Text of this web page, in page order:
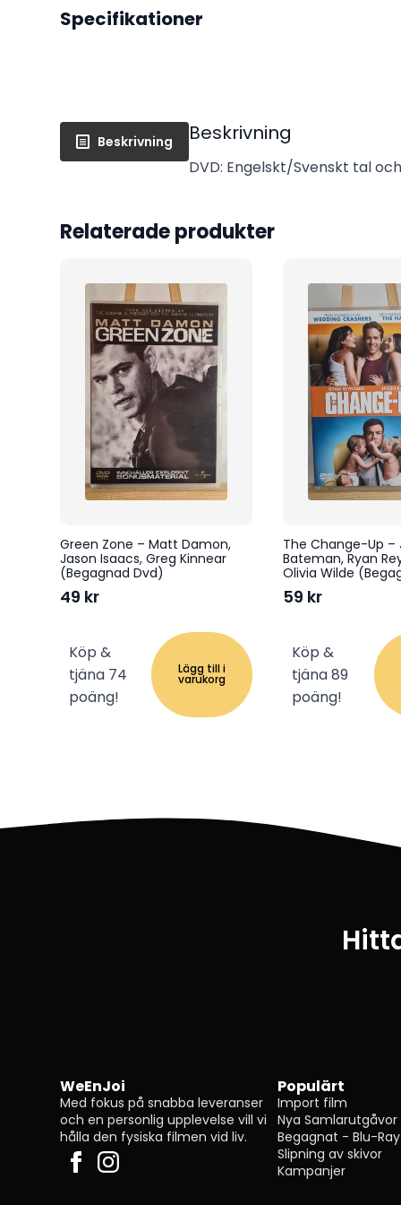
Specifikationer
Beskrivning Beskrivning
DVD: Engelskt/Svenskt tal
Relaterade produkter
Green Zone – Matt Damon,
Jason Isaacs, Greg Kinnear
(Begagnad Dvd)
49 kr
Köp &
tjäna 74
poäng!
Lägg till i
varukorg
The Change-Up –
Bateman, Ryan
Olivia Wilde
59 kr
Köp &
tjäna 89
poäng!
WeEnJoi
Med fokus på snabba leveranser
och en personlig upplevelse vill vi
hålla den fysiska filmen vid liv.
Populärt
Import film
Nya Samlarutgåvor
Begagnat - Blu-Ray
Slipning av skivor
Kampanjer